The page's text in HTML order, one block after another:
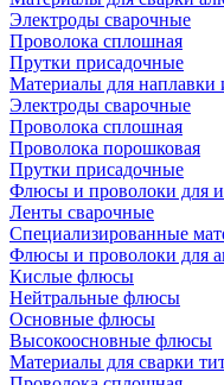
Электроды сварочные
Проволока сплошная
Прутки присадочные
Материалы для наплавки
Электроды сварочные
Проволока сплошная
Проволока порошковая
Прутки присадочные
Флюсы и проволоки для
Ленты сварочные
Специализированные
Флюсы и проволоки для
Кислые флюсы
Нейтральные флюсы
Основные флюсы
Высокоосновные флюсы
Материалы для сварки